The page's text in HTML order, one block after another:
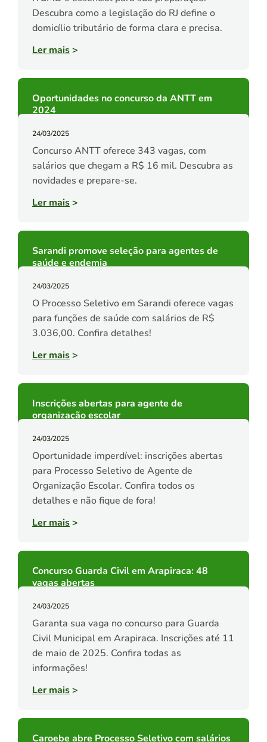
Descubra como a legislação do RJ define o
domicílio tributário de forma clara e precisa.
Ler mais>
Oportunidades no concurso da ANTT em
2024
24/03/2025
Concurso ANTT oferece 343 vagas, com
salários que chegam a R$ 16 mil. Descubra as
novidades e prepare-se.
Ler mais>
Sarandi promove seleção para agentes de
saúde e endemia
24/03/2025
O Processo Seletivo em Sarandi oferece vagas
para funções de saúde com salários de R$
3.036,00. Confira detalhes!
Ler mais>
Inscrições abertas para agente de
organização escolar
24/03/2025
Oportunidade imperdível: inscrições abertas
para Processo Seletivo de Agente de
Organização Escolar. Confira todos os
detalhes e não fique de fora!
Ler mais>
Concurso Guarda Civil em Arapiraca: 48
vagas abertas
24/03/2025
Garanta sua vaga no concurso para Guarda
Civil Municipal em Arapiraca. Inscrições até 11
de maio de 2025. Confira todas as
informações!
Ler mais>
Caroebe abre Processo Seletivo com salários